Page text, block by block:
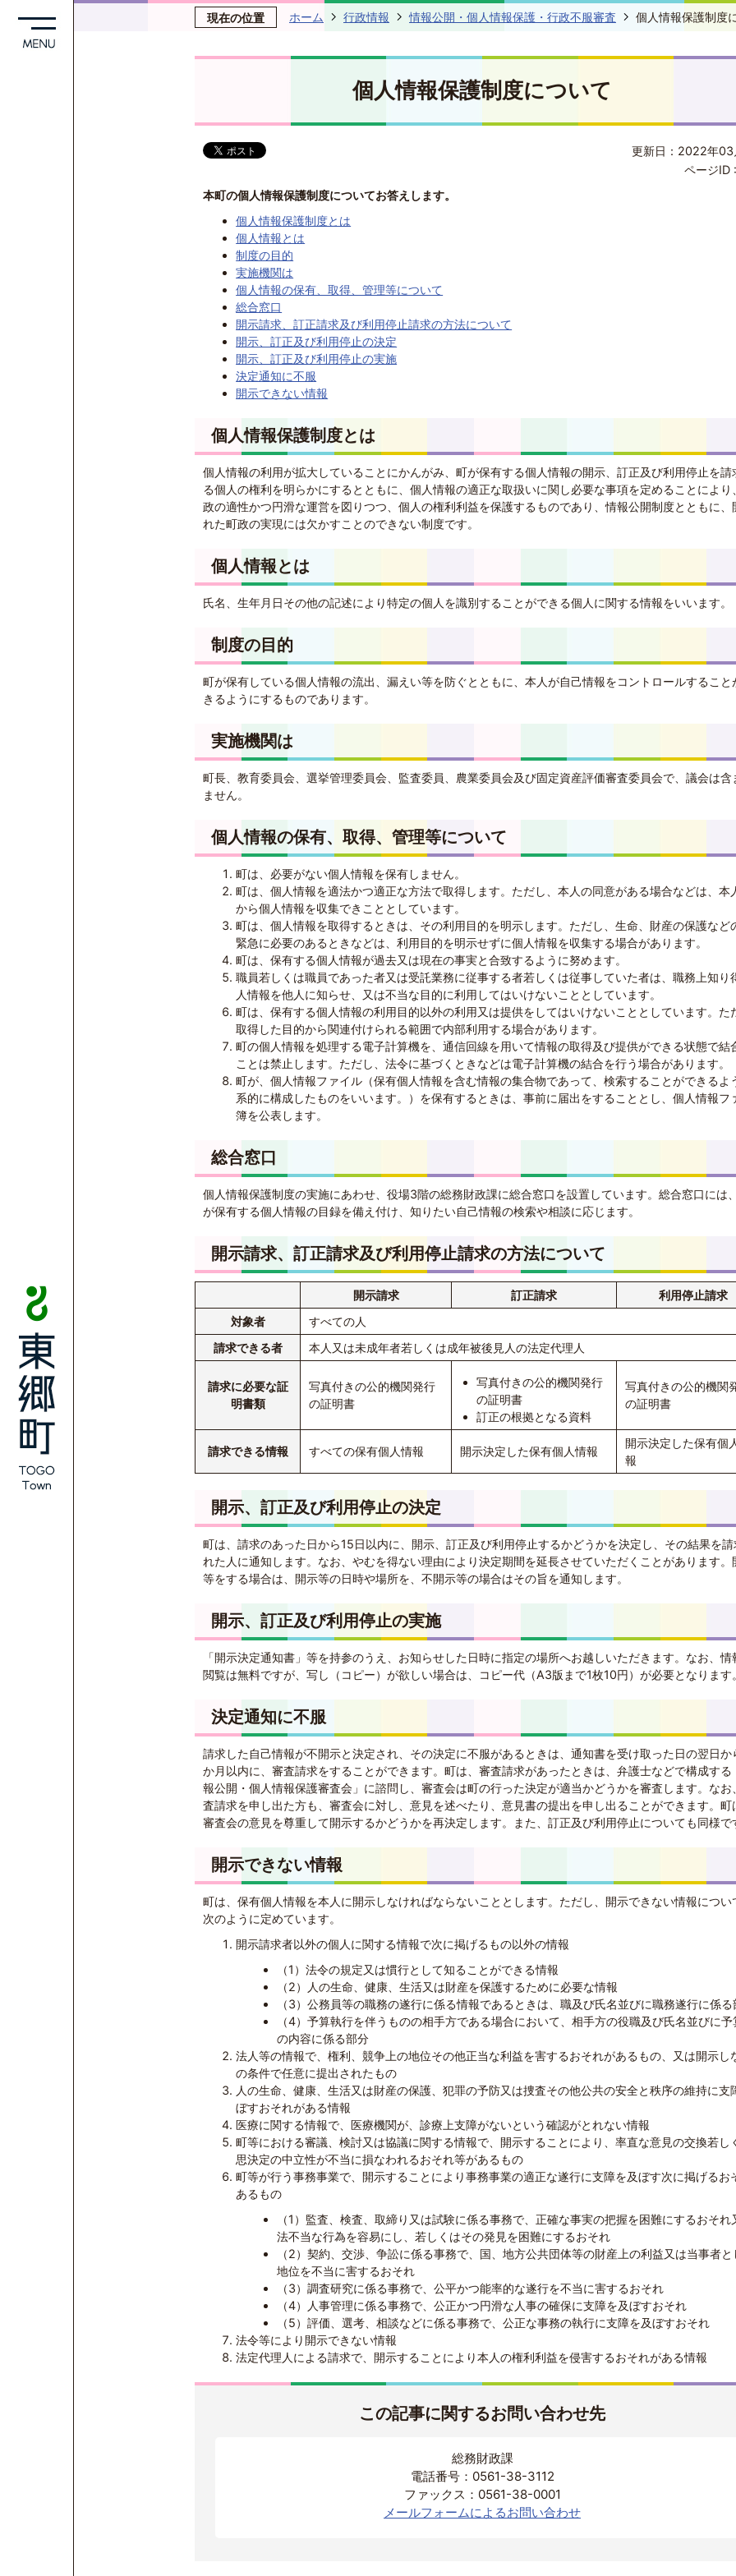
現在の位置 ホーム 行政情報 情報公開・個人情報保護・行政不服審査 個人情報保護制度
個人情報保護制度について
更新日：2022年03
ページID :
本町の個人情報保護制度についてお答えします。
個人情報保護制度とは
個人情報とは
制度の目的
実施機関は
個人情報の保有、取得、管理等について
総合窓口
開示請求、訂正請求及び利用停止請求の方法について
開示、訂正及び利用停止の決定
開示、訂正及び利用停止の実施
決定通知に不服
開示できない情報
個人情報保護制度とは
個人情報の利用が拡大していることにかんがみ、町が保有する個人情報の開示、訂正及び利用停止を請
る個人の権利を明らかにするとともに、個人情報の適正な取扱いに関し必要な事項を定めることにより
政の適性かつ円滑な運営を図りつつ、個人の権利利益を保護するものであり、情報公開制度とともに、
れた町政の実現には欠かすことのできない制度です。
個人情報とは
氏名、生年月日その他の記述により特定の個人を識別することができる個人に関する情報をいいます。
制度の目的
町が保有している個人情報の流出、漏えい等を防ぐとともに、本人が自己情報をコントロールすること
きるようにするものであります。
実施機関は
町長、教育委員会、選挙管理委員会、監査委員、農業委員会及び固定資産評価審査委員会で、議会は含
ません。
個人情報の保有、取得、管理等について
町は、必要がない個人情報を保有しません。
町は、個人情報を適法かつ適正な方法で取得します。ただし、本人の同意がある場合などは、本
から個人情報を収集できこととしています。
町は、個人情報を取得するときは、その利用目的を明示します。ただし、生命、財産の保護など
緊急に必要のあるときなどは、利用目的を明示せずに個人情報を収集する場合があります。
町は、保有する個人情報が過去又は現在の事実と合致するように努めます。
職員若しくは職員であった者又は受託業務に従事する者若しくは従事していた者は、職務上知り
人情報を他人に知らせ、又は不当な目的に利用してはいけないこととしています。
町は、保有する個人情報の利用目的以外の利用又は提供をしてはいけないこととしています。た
取得した目的から関連付けられる範囲で内部利用する場合があります。
町の個人情報を処理する電子計算機を、通信回線を用いて情報の取得及び提供ができる状態で結
ことは禁止します。ただし、法令に基づくときなどは電子計算機の結合を行う場合があります。
町が、個人情報ファイル（保有個人情報を含む情報の集合物であって、検索することができるよ
系的に構成したものをいいます。）を保有するときは、事前に届出をすることとし、個人情報フ
簿を公表します。
総合窓口
個人情報保護制度の実施にあわせ、役場3階の総務財政課に総合窓口を設置しています。総合窓口には
が保有する個人情報の目録を備え付け、知りたい自己情報の検索や相談に応じます。
開示請求、訂正請求及び利用停止請求の方法について
開示請求 訂正請求
利用停止請求
対象者
すべての人
請求できる者
本人又は未成年者若しくは成年被後見人の法定代理人
請求に必要な証
明書類
写真付きの公的機関発行
の証明書
写真付きの公的機関発行
の証明書
訂正の根拠となる資料
写真付きの公的機関
の証明書
請求できる情報 すべての保有個人情報 開示決定した保有個人情報
開示決定した保有個
報
開示、訂正及び利用停止の決定
町は、請求のあった日から15日以内に、開示、訂正及び利用停止するかどうかを決定し、その結果を請
れた人に通知します。なお、やむを得ない理由により決定期間を延長させていただくことがあります。
等をする場合は、開示等の日時や場所を、不開示等の場合はその旨を通知します。
開示、訂正及び利用停止の実施
「開示決定通知書」等を持参のうえ、お知らせした日時に指定の場所へお越しいただきます。なお、情
閲覧は無料ですが、写し（コピー）が欲しい場合は、コピー代（A3版まで1枚10円）が必要となります。
決定通知に不服
請求した自己情報が不開示と決定され、その決定に不服があるときは、通知書を受け取った日の翌日か
か月以内に、審査請求をすることができます。町は、審査請求があったときは、弁護士などで構成する
報公開・個人情報保護審査会」に諮問し、審査会は町の行った決定が適当かどうかを審査します。なお
査請求を申し出た方も、審査会に対し、意見を述べたり、意見書の提出を申し出ることができます。町
審査会の意見を尊重して開示するかどうかを再決定します。また、訂正及び利用停止についても同様で
開示できない情報
町は、保有個人情報を本人に開示しなければならないこととします。ただし、開示できない情報につい
次のように定めています。
開示請求者以外の個人に関する情報で次に掲げるもの以外の情報
（1）法令の規定又は慣行として知ることができる情報
（2）人の生命、健康、生活又は財産を保護するために必要な情報
（3）公務員等の職務の遂行に係る情報であるときは、職及び氏名並びに職務遂行に係る
（4）予算執行を伴うものの相手方である場合において、相手方の役職及び氏名並びに予
の内容に係る部分
法人等の情報で、権利、競争上の地位その他正当な利益を害するおそれがあるもの、又は開示し
の条件で任意に提出されたもの
人の生命、健康、生活又は財産の保護、犯罪の予防又は捜査その他公共の安全と秩序の維持に支
ぼすおそれがある情報
医療に関する情報で、医療機関が、診療上支障がないという確認がとれない情報
町等における審議、検討又は協議に関する情報で、開示することにより、率直な意見の交換若し
思決定の中立性が不当に損なわれるおそれ等があるもの
町等が行う事務事業で、開示することにより事務事業の適正な遂行に支障を及ぼす次に掲げるお
あるもの
（1）監査、検査、取締り又は試験に係る事務で、正確な事実の把握を困難にするおそれ
法不当な行為を容易にし、若しくはその発見を困難にするおそれ
（2）契約、交渉、争訟に係る事務で、国、地方公共団体等の財産上の利益又は当事者と
地位を不当に害するおそれ
（3）調査研究に係る事務で、公平かつ能率的な遂行を不当に害するおそれ
（4）人事管理に係る事務で、公正かつ円滑な人事の確保に支障を及ぼすおそれ
（5）評価、選考、相談などに係る事務で、公正な事務の執行に支障を及ぼすおそれ
法令等により開示できない情報
法定代理人による請求で、開示することにより本人の権利利益を侵害するおそれがある情報
この記事に関するお問い合わせ先
総務財政課
電話番号：0561-38-3112
ファックス：0561-38-0001
メールフォームによるお問い合わせ